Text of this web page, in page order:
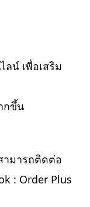
น์ เพื่อเสริม
กขึ้น
ามารถติดต่อ
: Order Plus